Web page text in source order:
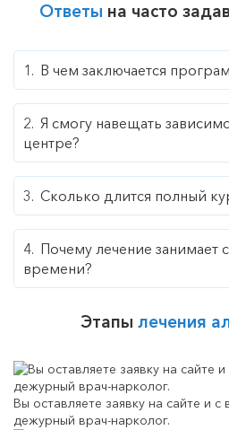
Ответы на часто
В чем заключается
Я смогу навещать
центре?
Сколько длится полный
Почему лечение занимает
времени?
Этапы лечения
Вы оставляете заявку на сайте и с
дежурный врач-нарколог.